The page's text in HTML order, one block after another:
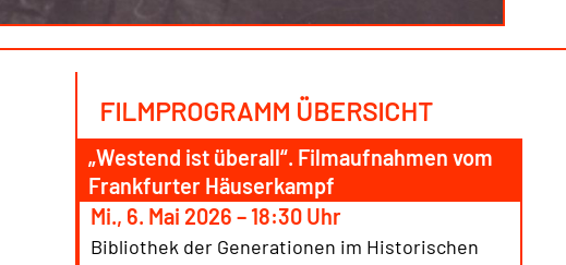
FILMPROGRAMM ÜBERSICHT
„Westend ist überall“. Filmaufnahmen vom
Frankfurter Häuserkampf
Mi., 6. Mai 2026 – 18:30 Uhr
Bibliothek der Generationen im Historischen